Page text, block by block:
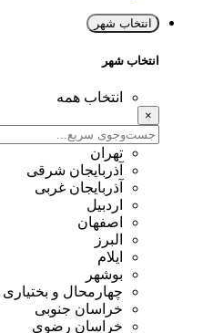
انتخاب شهر
انتخاب شهر
انتخاب همه
×
تهران
آذربایجان شرقی
آذربایجان غربی
اردبیل
اصفهان
البرز
ایلام
بوشهر
چهارمحال و بختیاری
خراسان جنوبی
خراسان رضوی